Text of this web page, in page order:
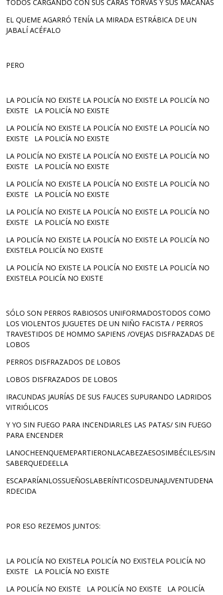
TODOS CARGANDO CON SUS CARAS TORVAS Y SUS MACANAS
EL QUEME AGARRÓ TENÍA LA MIRADA ESTRÁBICA DE UN
JABALÍ ACÉFALO
PERO
LA POLICÍA NO EXISTE LA POLICÍA NO EXISTE LA POLICÍA NO
EXISTE LA POLICÍA NO EXISTE
LA POLICÍA NO EXISTE LA POLICÍA NO EXISTE LA POLICÍA NO
EXISTE LA POLICÍA NO EXISTE
LA POLICÍA NO EXISTE LA POLICÍA NO EXISTE LA POLICÍA NO
EXISTE LA POLICÍA NO EXISTE
LA POLICÍA NO EXISTE LA POLICÍA NO EXISTE LA POLICÍA NO
EXISTE LA POLICÍA NO EXISTE
LA POLICÍA NO EXISTE LA POLICÍA NO EXISTE LA POLICÍA NO
EXISTE LA POLICÍA NO EXISTE
LA POLICÍA NO EXISTE LA POLICÍA NO EXISTE LA POLICÍA NO
EXISTELA POLICÍA NO EXISTE
LA POLICÍA NO EXISTE LA POLICÍA NO EXISTE LA POLICÍA NO
EXISTELA POLICÍA NO EXISTE
SÓLO SON PERROS RABIOSOS UNIFORMADOSTODOS COMO
LOS VIOLENTOS JUGUETES DE UN NIÑO FACISTA / PERROS
TRAVESTIDOS DE HOMMO SAPIENS /OVEJAS DISFRAZADAS DE
LOBOS
PERROS DISFRAZADOS DE LOBOS
LOBOS DISFRAZADOS DE LOBOS
IRACUNDAS JAURÍAS DE SUS FAUCES SUPURANDO LADRIDOS
VITRIÓLICOS
Y YO SIN FUEGO PARA INCENDIARLES LAS PATAS/ SIN FUEGO
PARA ENCENDER
LANOCHEENQUEMEPARTIERONLACABEZAESOSIMBÉCILES/SIN
SABERQUEDEELLA
ESCAPARÍANLOSSUEÑOSLABERÍNTICOSDEUNAJUVENTUDENA
RDECIDA
POR ESO REZEMOS JUNTOS:
LA POLICÍA NO EXISTELA POLICÍA NO EXISTELA POLICÍA NO
EXISTE LA POLICÍA NO EXISTE
LA POLICÍA NO EXISTE LA POLICÍA NO EXISTE LA POLICÍA